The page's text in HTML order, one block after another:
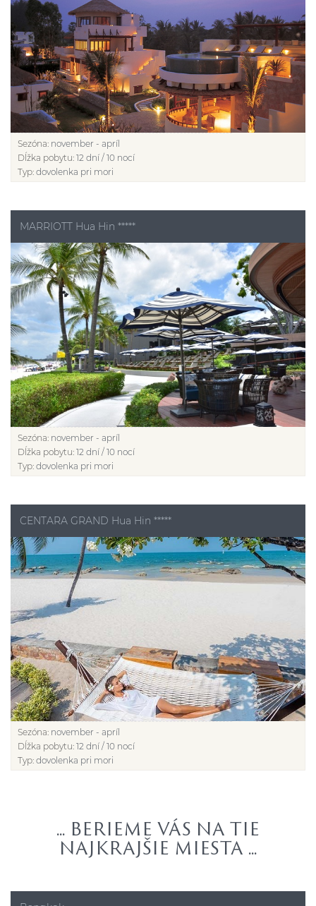
Sezóna: november - apríl
Dĺžka pobytu: 12 dní / 10 nocí
Typ: dovolenka pri mori
MARRIOTT Hua Hin *****
Sezóna: november - apríl
Dĺžka pobytu: 12 dní / 10 nocí
Typ: dovolenka pri mori
CENTARA GRAND Hua Hin *****
Sezóna: november - apríl
Dĺžka pobytu: 12 dní / 10 nocí
Typ: dovolenka pri mori
... BERIEME VÁS NA TIE
NAJKRAJŠIE MIESTA ...